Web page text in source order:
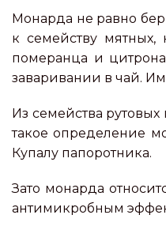
Монарда не равно
к семейству
померанца и
заваривании в чай.
Из семейства
такое определение
Купалу папоротника.
Зато монарда
антимикробным